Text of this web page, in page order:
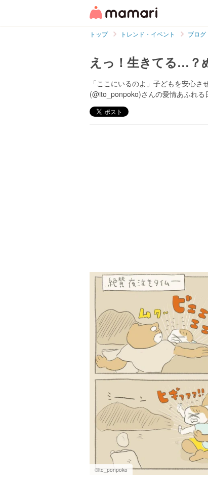
トップ トレンド・イベント ブログ
えっ！生きてる…？
「ここにいるのよ」子どもを安心
(@ito_ponpoko)さんの愛情あふれる
©ito_ponpoko